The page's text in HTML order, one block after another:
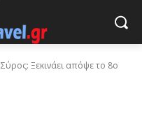
Σύρος: Ξεκινάει απόψε το 8ο